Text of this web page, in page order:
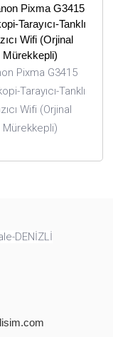
Pixma G3415
Tarayıcı-Tanklı
Wifi (Orjinal
Mürekkepli)
DENİZLİ